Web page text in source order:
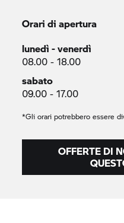
Orari di apertura
lunedì - venerdì
08.00 - 18.00
sabato
09.00 - 17.00
*Gli orari potrebbero essere
OFFERTE DI